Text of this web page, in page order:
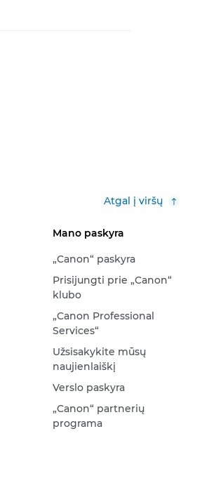
Atgal į viršų
Mano paskyra
„Canon“ paskyra
Prisijungti prie „Canon“
klubo
„Canon Professional
Services“
Užsisakykite mūsų
naujienlaiškį
Verslo paskyra
„Canon“ partnerių
programa